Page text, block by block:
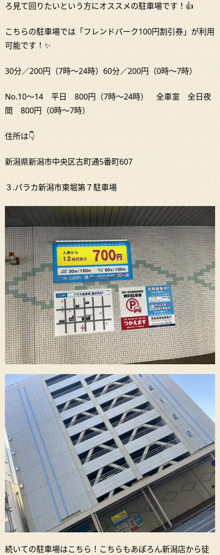
ろ見て回りたいという方にオススメの駐車場です！👍
こちらの駐車場では「フレンドパーク100円割引券」が利用
可能です！✨
30分／200円（7時～24時）60分／200円（0時～7時）
No.10～14 平日 800円（7時～24時） 全車室 全日夜
間 800円（0時～7時）
住所は👇
新潟県新潟市中央区古町通5番町607
３.パラカ新潟市東堀第７駐車場
続いての駐車場はこちら！こちらもあぽろん新潟店から徒